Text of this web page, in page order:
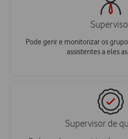
Pode gerir e monitorizar os
assistentes a eles
Supervisor de